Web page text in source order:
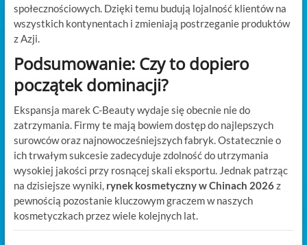
społecznościowych. Dzięki temu budują lojalność klientów na
wszystkich kontynentach i zmieniają postrzeganie produktów
z Azji.
Podsumowanie: Czy to dopiero
początek dominacji?
Ekspansja marek C-Beauty wydaje się obecnie nie do
zatrzymania. Firmy te mają bowiem dostęp do najlepszych
surowców oraz najnowocześniejszych fabryk. Ostatecznie o
ich trwałym sukcesie zadecyduje zdolność do utrzymania
wysokiej jakości przy rosnącej skali eksportu. Jednak patrząc
na dzisiejsze wyniki, rynek kosmetyczny w Chinach 2026z
pewnością pozostanie kluczowym graczem w naszych
kosmetyczkach przez wiele kolejnych lat.